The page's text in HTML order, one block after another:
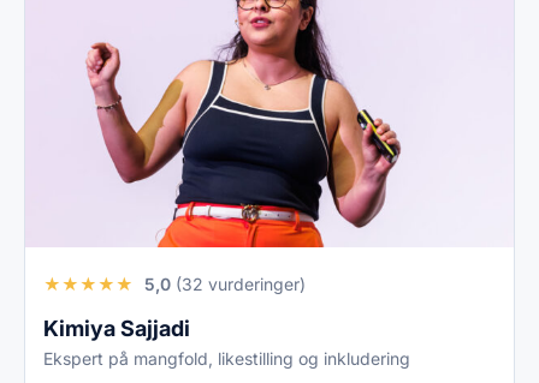
★★★★★ 5,0 (32 vurderinger)
Kimiya Sajjadi
Ekspert på mangfold, likestilling og inkludering